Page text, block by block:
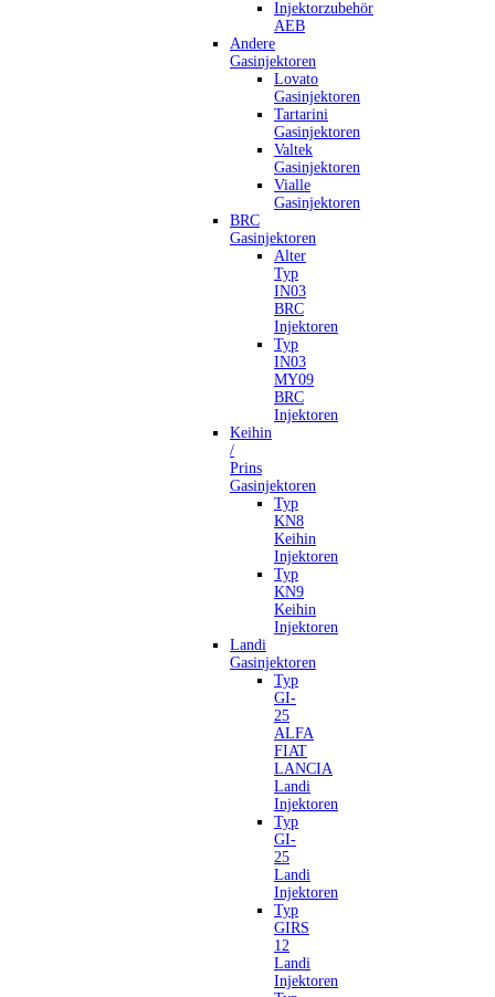
Injektorzubehör
AEB
Andere
Gasinjektoren
Lovato
Gasinjektoren
Tartarini
Gasinjektoren
Valtek
Gasinjektoren
Vialle
Gasinjektoren
BRC
Gasinjektoren
Alter
Typ
IN03
BRC
Injektoren
Typ
IN03
MY09
BRC
Injektoren
Keihin
/
Prins
Gasinjektoren
Typ
KN8
Keihin
Injektoren
Typ
KN9
Keihin
Injektoren
Landi
Gasinjektoren
Typ
GI-
25
ALFA
FIAT
LANCIA
Landi
Injektoren
Typ
GI-
25
Landi
Injektoren
Typ
GIRS
12
Landi
Injektoren